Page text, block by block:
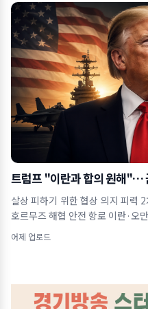
트럼프 "이란과 합의 원해"…
살상 피하기 위한 협상 의지 피력
호르무즈 해협 안전 항로 이란·
어제 업로드